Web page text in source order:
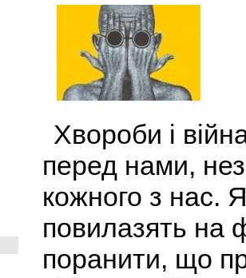
Хвороби і
перед нами,
кожного з нас.
повилазять на
поранити, що